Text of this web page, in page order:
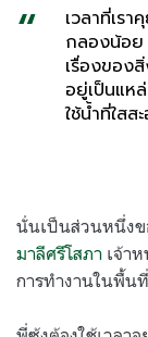
เวลาที่เร
กลองน้อย
เรื่องของ
อยู่เป็นแห
ใช้น้ำที่ใส
นั่นเป็นส่วนหนึ่ง
มาลีศรีโสภา เจ้า
การทำงานในพื้นที่